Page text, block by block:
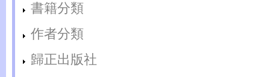
書籍分類
作者分類
歸正出版社